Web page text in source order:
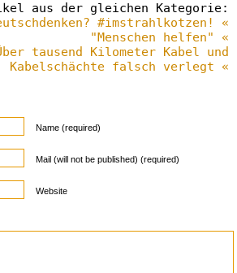
aus der gleichen Kategorie:
#imstrahlkotzen! «
"Menschen helfen" «
tausend Kilometer Kabel und
Kabelschächte falsch verlegt «
Name (required)
Mail (will not be published) (required)
Website